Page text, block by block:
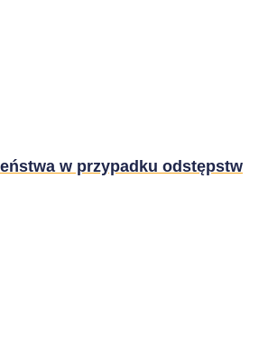
w przypadku odstępstw